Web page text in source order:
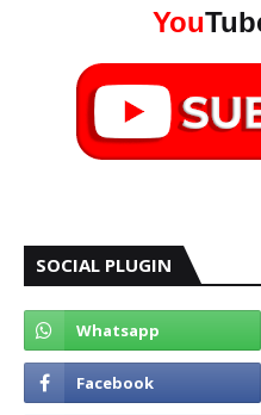
You
SOCIAL PLUGIN